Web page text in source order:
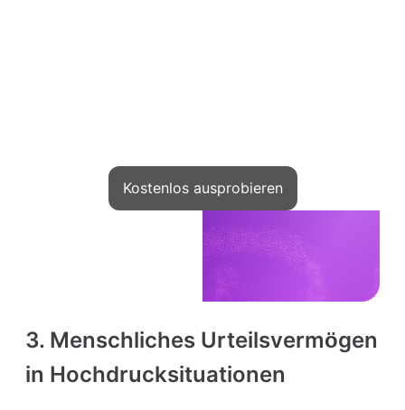
Kostenlos ausprobieren
3. Menschliches Urteilsvermögen
in Hochdrucksituationen